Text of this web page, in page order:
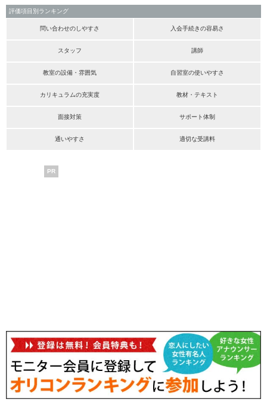
評価項目別ランキング
問い合わせのしやすさ 入会手続きの容易さ
スタッフ 講師
教室の設備・雰囲気 自習室の使いやすさ
カリキュラムの充実度 教材・テキスト
面接対策 サポート体制
通いやすさ 適切な受講料
PR